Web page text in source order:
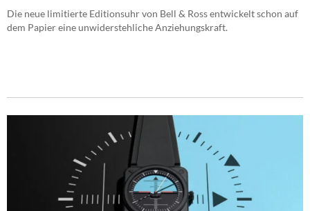
Die neue limitierte Editionsuhr von Bell & Ross entwickelt schon auf
dem Papier eine unwiderstehliche Anziehungskraft.